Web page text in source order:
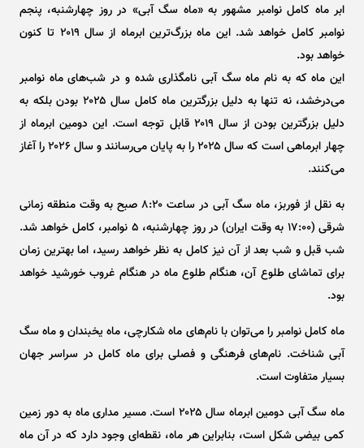
ابر ماه کامل نوامبر مشهور به «ماه سگ آبی» در روز چهارشنبه، پنجم
نوامبر کامل خواهد شد. این ماه بزرگ‌ترین ابرماه از سال ۲۰۱۹ تا کنون
خواهد بود.
این ماه که به نام ماه سگ آبی نامگذاری شده و در شب‌های ماه نوامبر
می‌درخشد، نه تنها به دلیل بزرگترین ماه کامل سال ۲۰۲۵ بودن بلکه به
دلیل بزرگترین بودن از سال ۲۰۱۹ قابل توجه است. این دومین ابرماه از
چهار ابرماهی است که سال ۲۰۲۵ را به پایان می‌رسانند و سال ۲۰۲۶ را آغاز
می‌کنند.
به نقل از فوربز، ماه سگ آبی در ساعت ۸:۲۰ صبح به وقت منطقه زمانی
شرقی (۱۷:۰۰ به وقت ایران) در روز چهارشنبه، ۵ نوامبر، کامل خواهد شد.
شب قبل و شب بعد از آن نیز کامل به نظر خواهد رسید، اما بهترین زمان
برای تماشای طلوع آن، هنگام طلوع ماه در هنگام غروب خورشید خواهد
بود.
ماه کامل نوامبر را می‌توان با نام‌های ماه شکارچی، ماه یخبندان و ماه سگ
آبی شناخت. نام‌های فرهنگی و فصلی برای ماه کامل در سراسر جهان
بسیار متفاوت است.
ماه سگ آبی دومین ابرماه سال ۲۰۲۵ است. مسیر مداری ماه به دور زمین
کمی بیضی شکل است، بنابراین هر ماه، نقطه‌ای وجود دارد که در آن ماه